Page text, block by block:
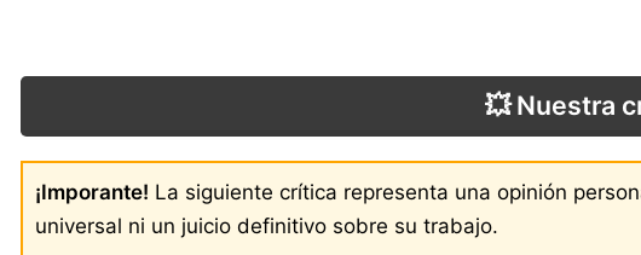
💥 Nuestra
¡Imporante! La siguiente crítica representa una opinión
universal ni un juicio definitivo sobre su trabajo.